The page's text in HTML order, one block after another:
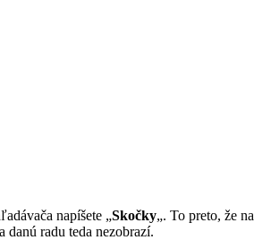
napíšete „Skočky„. To preto, že na
danú radu teda nezobrazí.